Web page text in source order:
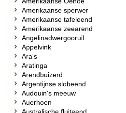
Amerikaanse sperwer
Amerikaanse tafeleend
Amerikaanse zeearend
Angelinadwergooruil
Appelvink
Ara's
Aratinga
Arendbuizerd
Argentijnse slobeend
Audouin's meeuw
Auerhoen